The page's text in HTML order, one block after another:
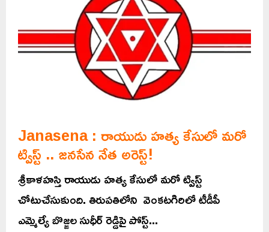
Janasena : రాయుడు హత్య కేసులో మరో
ట్విస్ట్ .. జనసేన నేత అరెస్ట్!
శ్రీకాళహస్తి రాయుడు హత్య కేసులో మరో ట్విస్ట్
చోటుచేసుకుంది. తిరుపతిలోని వెంకటగిరిలో టీడీపీ
ఎమ్మెల్యే బొజ్జల సుధీర్ రెడ్డిపై పోస్ట్...